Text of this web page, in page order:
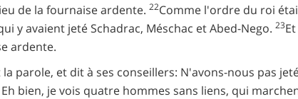
de la fournaise ardente. 22Comme l'ordre du roi
y avaient jeté Schadrac, Méschac et Abed-Nego. 23
ardente.
parole, et dit à ses conseillers: N'avons-nous pas
bien, je vois quatre hommes sans liens, qui